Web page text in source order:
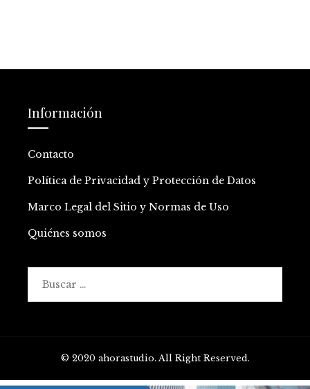
Información
Contacto
Política de Privacidad y Protección de Datos
Marco Legal del Sitio y Normas de Uso
Quiénes somos
© 2020 ahorastudio. All Right Reserved.